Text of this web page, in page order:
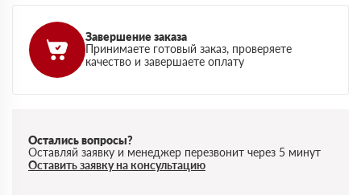
Завершение заказа
Принимаете готовый заказ, проверяете
качество и завершаете оплату
Остались вопросы?
Оставляй заявку и менеджер перезвонит через 5 минут
Оставить заявку на консультацию